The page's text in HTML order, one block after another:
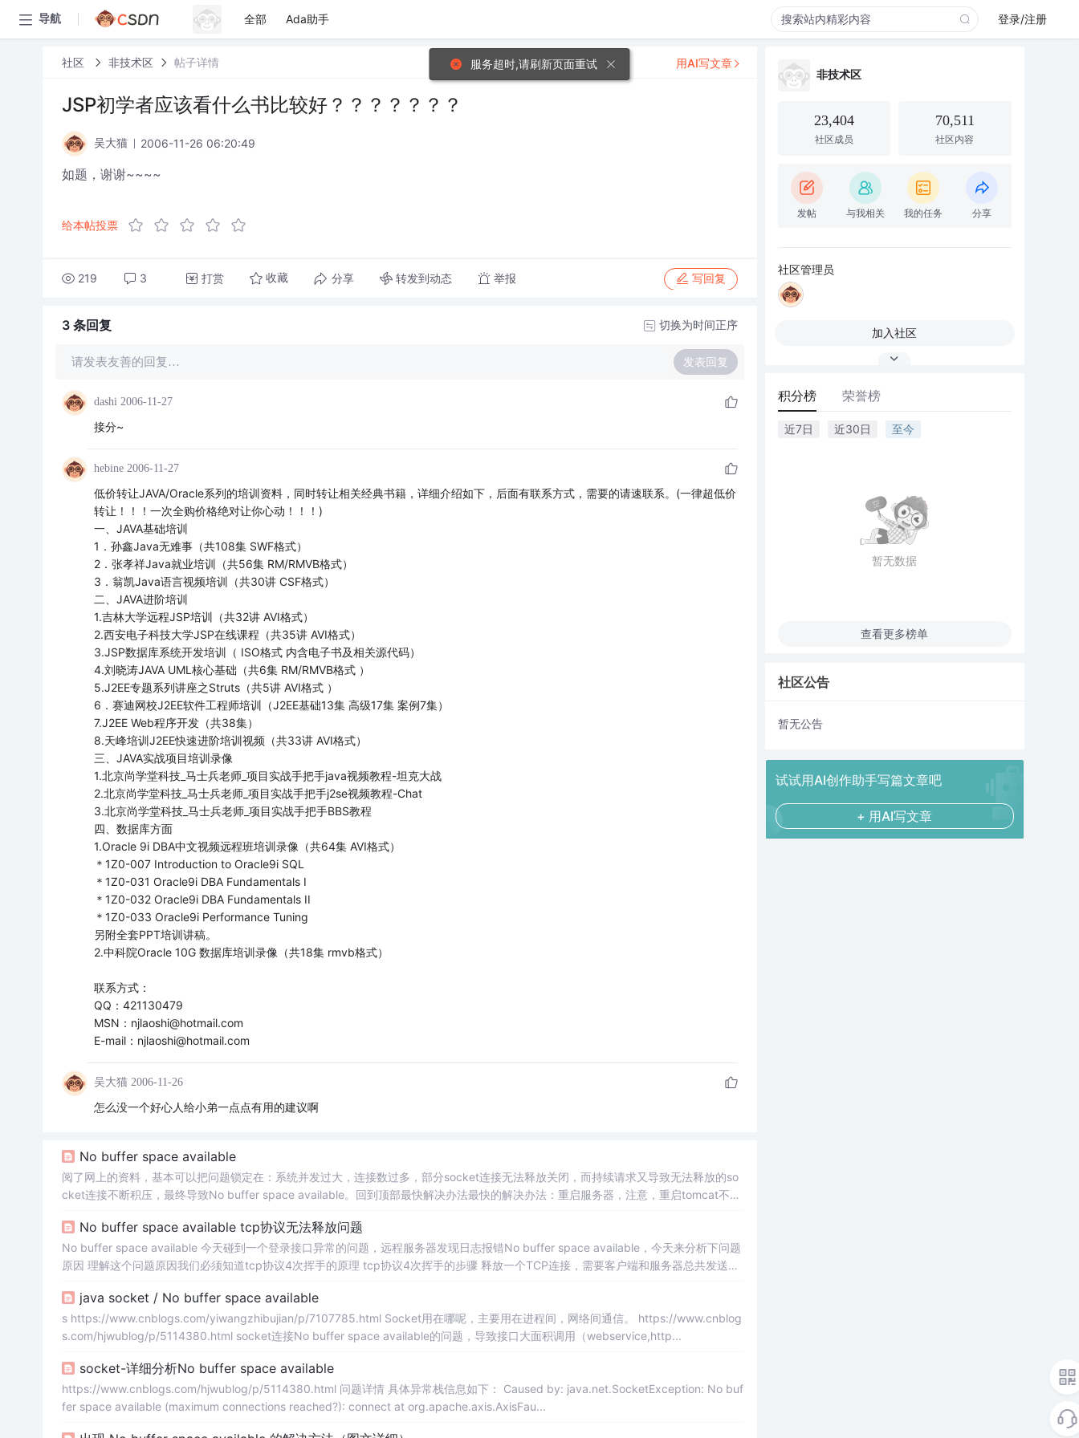
导航 全部 Ada助手 登录/注册
社区 非技术区 帖子详情
JSP初学者应该看什么书比较好？？？？？？？
吴大猫 2006-11-26 06:20:49
如题，谢谢~~~~
给本帖投票
219 3 打赏 收藏 分享 转发到动态 举报 写回复
用AI写文章
3 条回复 切换为时间正序
请发表友善的回复… 发表回复
dashi 2006-11-27
接分~
hebine 2006-11-27
低价转让JAVA/Oracle系列的培训资料，同时转让相关经典书籍，详细介绍如下，后面有联系方式，需要的请速联系。(一律超低价
转让！！！一次全购价格绝对让你心动！！！)
一、JAVA基础培训
1．孙鑫Java无难事（共108集 SWF格式）
2．张孝祥Java就业培训（共56集 RM/RMVB格式）
3．翁凯Java语言视频培训（共30讲 CSF格式）
二、JAVA进阶培训
1.吉林大学远程JSP培训（共32讲 AVI格式）
2.西安电子科技大学JSP在线课程（共35讲 AVI格式）
3.JSP数据库系统开发培训（ ISO格式 内含电子书及相关源代码）
4.刘晓涛JAVA UML核心基础（共6集 RM/RMVB格式 ）
5.J2EE专题系列讲座之Struts（共5讲 AVI格式 ）
6．赛迪网校J2EE软件工程师培训（J2EE基础13集 高级17集 案例7集）
7.J2EE Web程序开发（共38集）
8.天峰培训J2EE快速进阶培训视频（共33讲 AVI格式）
三、JAVA实战项目培训录像
1.北京尚学堂科技_马士兵老师_项目实战手把手java视频教程-坦克大战
2.北京尚学堂科技_马士兵老师_项目实战手把手j2se视频教程-Chat
3.北京尚学堂科技_马士兵老师_项目实战手把手BBS教程
四、数据库方面
1.Oracle 9i DBA中文视频远程班培训录像（共64集 AVI格式）
＊1Z0-007 Introduction to Oracle9i SQL
＊1Z0-031 Oracle9i DBA Fundamentals I
＊1Z0-032 Oracle9i DBA Fundamentals II
＊1Z0-033 Oracle9i Performance Tuning
另附全套PPT培训讲稿。
2.中科院Oracle 10G 数据库培训录像（共18集 rmvb格式）
联系方式：
QQ：421130479
MSN：njlaoshi@hotmail.com
E-mail：njlaoshi@hotmail.com
吴大猫 2006-11-26
怎么没一个好心人给小弟一点点有用的建议啊
No buffer space available
阅了网上的资料，基本可以把问题锁定在：系统并发过大，连接数过多，部分socket连接无法释放关闭，而持续请求又导致无法释放的so
cket连接不断积压，最终导致No buffer space available。回到顶部最快解决办法最快的解决办法：重启服务器，注意，重启tomcat不起
No buffer space available tcp协议无法释放问题
No buffer space available 今天碰到一个登录接口异常的问题，远程服务器发现日志报错No buffer space available，今天来分析下问题
原因 理解这个问题原因我们必须知道tcp协议4次挥手的原理 tcp协议4次挥手的步骤 释放一个TCP连接，需要客户端和服务器总共发送4
举例 第一次挥手 服务端发送FIN=1和seq(序号)=x到客户
java socket / No buffer space available
s https://www.cnblogs.com/yiwangzhibujian/p/7107785.html Socket用在哪呢，主要用在进程间，网络间通信。 https://www.cnblog
s.com/hjwublog/p/5114380.html socket连接No buffer space available的问题，导致接口大面积调用（webservice,http...
socket-详细分析No buffer space available
https://www.cnblogs.com/hjwublog/p/5114380.html 问题详情 具体异常栈信息如下： Caused by: java.net.SocketException: No buf
fer space available (maximum connections reached?): connect at org.apache.axis.AxisFau...
非技术区
23,404
社区成员
70,511
社区内容
发帖 与我相关 我的任务 分享
社区管理员
加入社区
积分榜 荣誉榜
近7日 近30日 至今
暂无数据
查看更多榜单
社区公告
暂无公告
试试用AI创作助手写篇文章吧
+ 用AI写文章
服务超时,请刷新页面重试